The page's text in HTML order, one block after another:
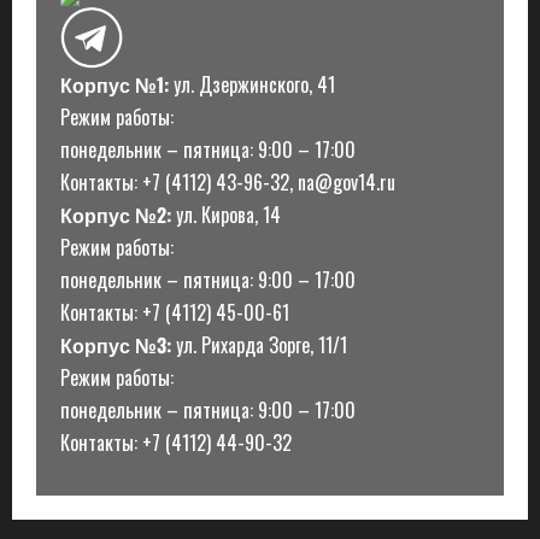
и
Корпус №1:ул. Дзержинского, 41
Режим работы:
понедельник – пятница: 9:00 – 17:00
Контакты: +7 (4112) 43-96-32, na@gov14.ru
Корпус №2:ул. Кирова, 14
Режим работы:
понедельник – пятница: 9:00 – 17:00
Контакты: +7 (4112) 45-00-61
Корпус №3:ул. Рихарда Зорге, 11/1
Режим работы:
понедельник – пятница: 9:00 – 17:00
Контакты: +7 (4112) 44-90-32